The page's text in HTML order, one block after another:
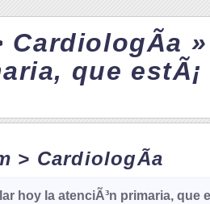
que estÃ¡
> CardiologÃ­a
hoy la atenciÃ³n primaria, que